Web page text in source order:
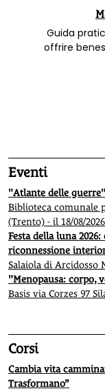
Guida
Eventi
"Atlante delle
Biblioteca comunale
(Trento) - il 18/08/2026
Festa della luna
riconnessione
Salaiola di Arcidosso
"Menopausa: corpo,
Basis via Corzes 97
Corsi
Cambia vita
Trasformano”